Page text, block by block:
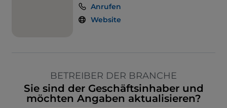
Anrufen
Website
BETREIBER DER BRANCHE
Sie sind der Geschäftsinhaber und
möchten Angaben aktualisieren?